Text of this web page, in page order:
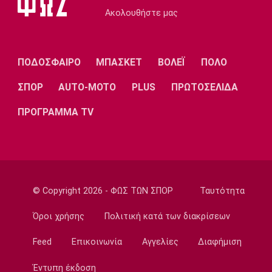
11:30
EuroLeague
11:20
ΝΒΑ: Έγινε γνωστή η αιτία θανάτου του
11:00
Επικαιρότητα
Ακολουθήστε μας
ΠΟΔΟΣΦΑΙΡΟ ΜΠΑΣΚΕΤ ΒΟΛΕΪ ΠΟΛΟ
ΣΠΟΡ AUTO-MOTO PLUS ΠΡΩΤΟΣΕΛΙΔΑ
ΠΡΟΓΡΑΜΜΑ TV
© Copyright 2026 - ΦΩΣ ΤΩΝ ΣΠΟΡ Ταυτότητα
Όροι χρήσης Πολιτική κατά των διακρίσεων
Feed Επικοινωνία Αγγελίες Διαφήμιση
Έντυπη έκδοση